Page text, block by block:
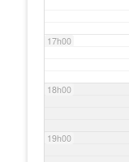
17h00
18h00
19h00